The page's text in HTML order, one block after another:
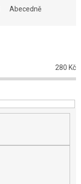
Abecedně
280 Kč